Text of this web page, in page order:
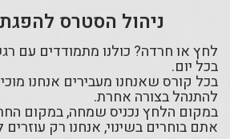
ניהול הסטרס
לחץ או חרדה? כולנו מתמודדים עם
בכל יום.
בכל קורס שאנחנו מעבירים אנחנו
להתנהל בצורה אחרת.
במקום הלחץ נכניס שמחה, במקום
אתם בוחרים בשינוי, אנחנו רק